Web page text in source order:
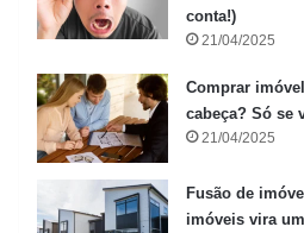
conta!)
21/04/2025
Comprar
cabeça? Só se
21/04/2025
Fusão de
imóveis vira